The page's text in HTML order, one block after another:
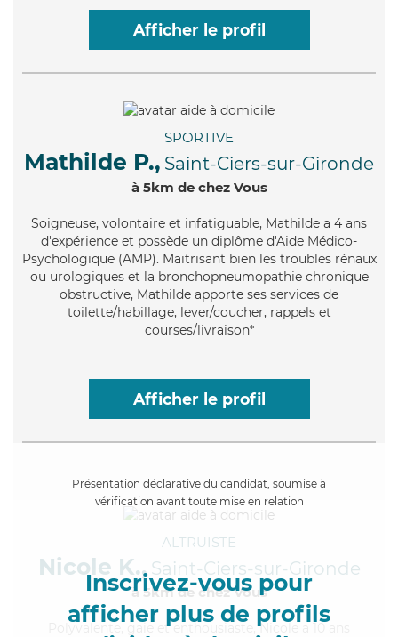
Afficher le profil
SPORTIVE
Mathilde P., Saint-Ciers-sur-Gironde
à 5km de chez Vous
Soigneuse, volontaire et infatiguable, Mathilde a 4 ans
d'expérience et possède un diplôme d'Aide Médico-
Psychologique (AMP). Maitrisant bien les troubles rénaux
ou urologiques et la bronchopneumopathie chronique
obstructive, Mathilde apporte ses services de
toilette/habillage, lever/coucher, rappels et
courses/livraison*
Afficher le profil
Présentation déclarative du candidat, soumise à
vérification avant toute mise en relation
Inscrivez-vous pour
afficher plus de profils
ALTRUISTE
Nicole K., Saint-Ciers-sur-Gironde
à 5km de chez Vous
, gaie et enthousiaste, Nicole a 10 ans